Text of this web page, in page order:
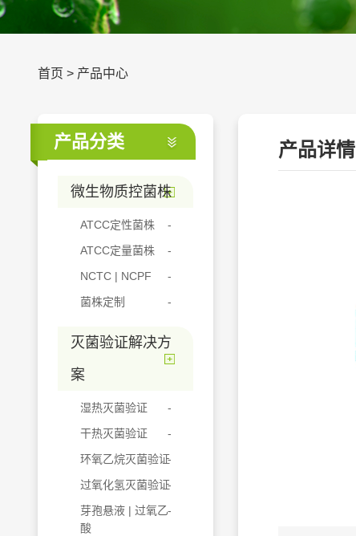
首页 > 产品中心
产品分类
微生物质控菌株
ATCC定性菌株
ATCC定量菌株
NCTC | NCPF
菌株定制
灭菌验证解决方
案
湿热灭菌验证
干热灭菌验证
环氧乙烷灭菌验证
过氧化氢灭菌验证
芽孢悬液 | 过氧乙
酸
产品详情